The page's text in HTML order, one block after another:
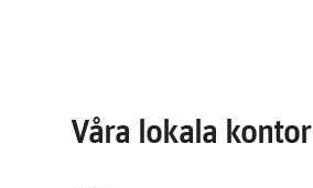
Våra lokala kontor